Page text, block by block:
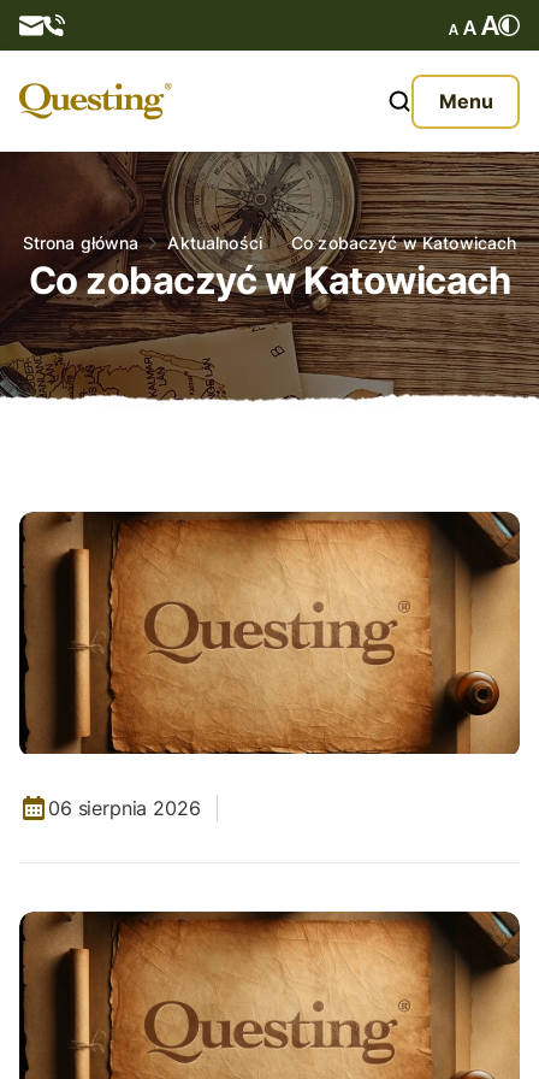
Menu
O nas
Oferta
Aktualności
Kontakt
Strona główna Aktualności Co zobaczyć w Katowicach
Co zobaczyć w Katowicach
06 sierpnia 2026